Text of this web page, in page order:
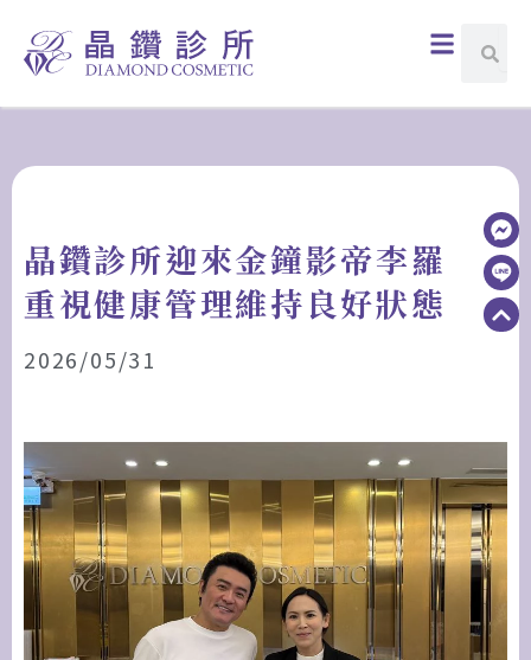
選
單
尋
晶鑽診所迎來金鐘影帝李羅
重視健康管理維持良好狀態
2026/05/31